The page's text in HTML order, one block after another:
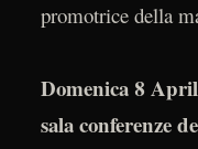
promotrice della
Domenica 8
sala conferenze